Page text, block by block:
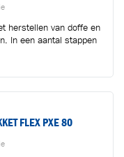
herstellen van doffe en
In een aantal stappen
FLEX PXE 80